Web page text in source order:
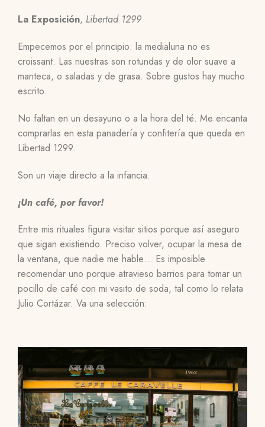
La Exposición, Libertad 1299
Empecemos por el principio: la medialuna no es
croissant. Las nuestras son rotundas y de olor suave a
manteca, o saladas y de grasa. Sobre gustos hay mucho
escrito.
No faltan en un desayuno o a la hora del té. Me encanta
comprarlas en esta panadería y confitería que queda en
Libertad 1299.
Son un viaje directo a la infancia.
¡Un café, por favor!
Entre mis rituales figura visitar sitios porque así aseguro
que sigan existiendo. Preciso volver, ocupar la mesa de
la ventana, que nadie me hable… Es imposible
recomendar uno porque atravieso barrios para tomar un
pocillo de café con mi vasito de soda, tal como lo relata
Julio Cortázar. Va una selección: